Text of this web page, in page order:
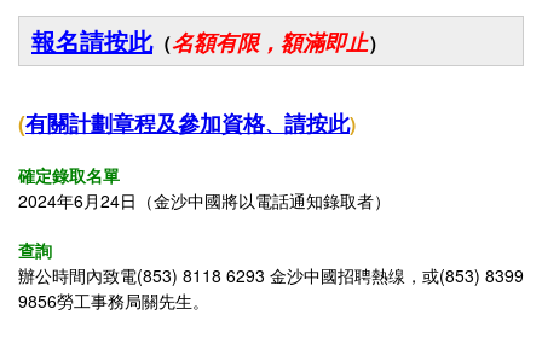
報名請按此（名額有限，額滿即止）
(有關計劃章程及參加資格、 請按此)
確定錄取名單
2024年6月24日（金沙中國將以電話通知錄取者）
查詢
辦公時間內致電(853) 8118 6293 金沙中國招聘熱缐 ，或(853) 8399
9856勞工事務局關先生。